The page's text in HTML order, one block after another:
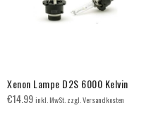
Xenon Lampe D2S 6000 Kelvin
€14.99inkl. MwSt. zzgl. Versandkosten